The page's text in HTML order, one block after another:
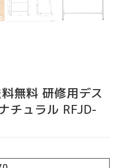
無料 研修用デス
チュラル RFJD-